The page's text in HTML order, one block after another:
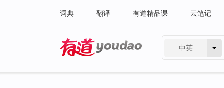
词典 翻译 有道精品课 云笔记
中英